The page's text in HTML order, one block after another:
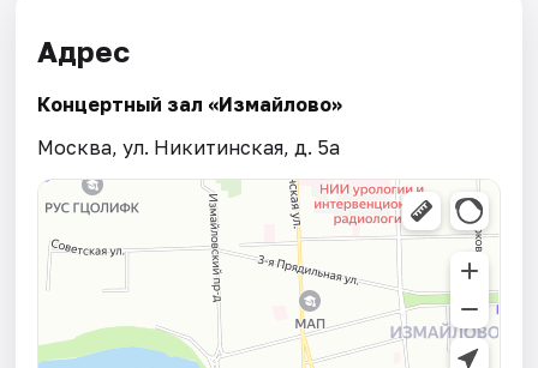
Адрес
Концертный зал «Измайлово»
Москва, ул. Никитинская, д. 5а